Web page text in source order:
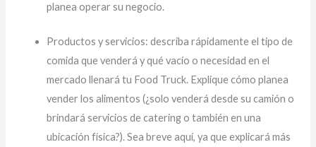
planea operar su negocio.
Productos y servicios: describa rápidamente el tipo de
comida que venderá y qué vacío o necesidad en el
mercado llenará tu Food Truck. Explique cómo planea
vender los alimentos (¿solo venderá desde su camión o
brindará servicios de catering o también en una
ubicación física?). Sea breve aquí, ya que explicará más